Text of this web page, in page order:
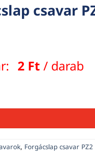
csavar
2 Ft / darab
PZ2 3,0 x 16
, Forgácslap csavar PZ2